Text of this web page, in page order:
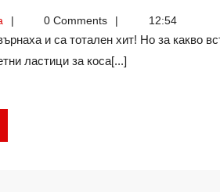
САМ:
MSimeonova0 Comments 12:54
ластици за коса[...]
MORE